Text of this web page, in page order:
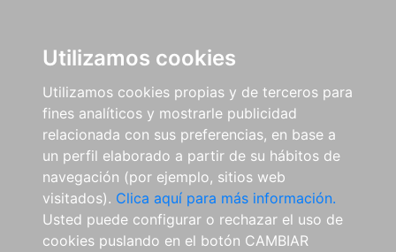
Utilizamos cookies
Utilizamos cookies propias y de terceros para
fines analíticos y mostrarle publicidad
relacionada con sus preferencias, en base a
un perfil elaborado a partir de su hábitos de
navegación (por ejemplo, sitios web
visitados). Clica aquí para más información.
Usted puede configurar o rechazar el uso de
cookies puslando en el botón CAMBIAR